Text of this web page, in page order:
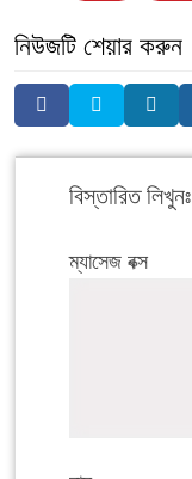
নিউজটি শেয়ার করুন
বিস্তারিত লিখুনঃ
ম্যাসেজ বক্স